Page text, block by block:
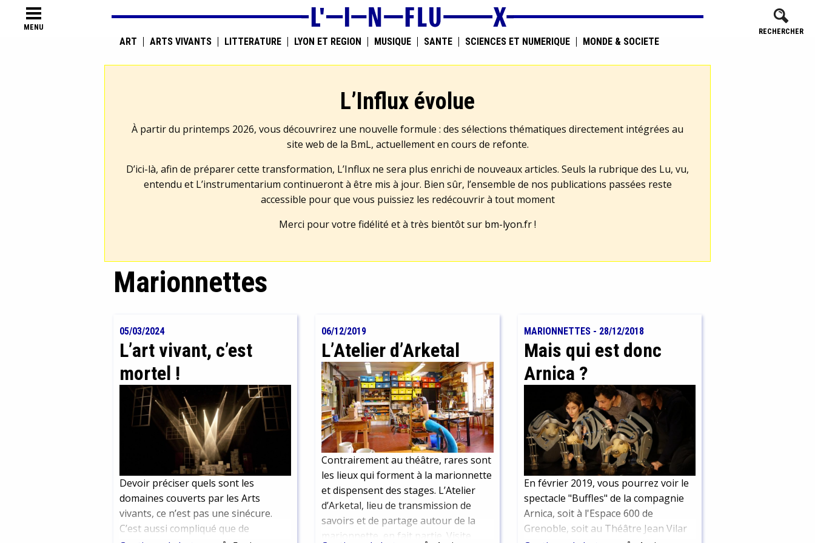
MENU RECHERCHER
ART ARTS VIVANTS LITTÉRATURE LYON ET RÉGION MUSIQUE SANTÉ SCIENCES ET NUMÉRIQUE MONDE & SOCIÉTÉ
L’Influx évolue
À partir du printemps 2026, vous découvrirez une nouvelle formule : des sélections thématiques directement intégrées au
site web de la BmL, actuellement en cours de refonte.
D’ici-là, afin de préparer cette transformation, L’Influx ne sera plus enrichi de nouveaux articles. Seuls la rubrique des Lu, vu,
entendu et L’instrumentarium continueront à être mis à jour. Bien sûr, l’ensemble de nos publications passées reste
accessible pour que vous puissiez les redécouvrir à tout moment
Merci pour votre fidélité et à très bientôt sur bm-lyon.fr!
Marionnettes
05/03/2024
L’art vivant, c’est
mortel !
Devoir préciser quels sont les
domaines couverts par les Arts
vivants, ce n’est pas une sinécure.
C’est aussi compliqué que de
06/12/2019
L’Atelier d’Arketal
Contrairement au théâtre, rares sont
les lieux qui forment à la marionnette
et dispensent des stages. L’Atelier
d’Arketal, lieu de transmission de
savoirs et de partage autour de la
marionnette, en fait partie. Visite
MARIONNETTES- 28/12/2018
Mais qui est donc
Arnica ?
En février 2019, vous pourrez voir le
spectacle "Buffles" de la compagnie
Arnica, soit à l'Espace 600 de
Grenoble, soit au Théâtre Jean Vilar